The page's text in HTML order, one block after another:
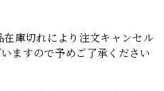
在庫切れにより注文キャンセル
ますので予めご了承ください